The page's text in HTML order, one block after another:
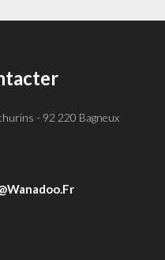
- 92 220 Bagneux